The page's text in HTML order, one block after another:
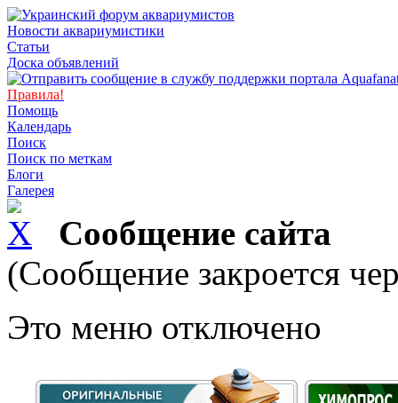
Новости аквариумистики
Статьи
Доска объявлений
Правила!
Помощь
Календарь
Поиск
Поиск по меткам
Блоги
Галерея
Сообщение сайта
(Сообщение закроется
Это меню отключено